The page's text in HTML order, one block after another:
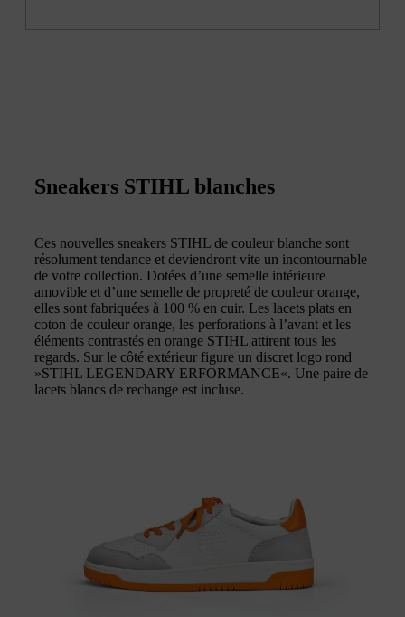
Sneakers STIHL blanches
Ces nouvelles sneakers STIHL de couleur blanche sont
résolument tendance et deviendront vite un incontournable
de votre collection. Dotées d’une semelle intérieure
amovible et d’une semelle de propreté de couleur orange,
elles sont fabriquées à 100 % en cuir. Les lacets plats en
coton de couleur orange, les perforations à l’avant et les
éléments contrastés en orange STIHL attirent tous les
regards. Sur le côté extérieur figure un discret logo rond
»STIHL LEGENDARY ERFORMANCE«. Une paire de
lacets blancs de rechange est incluse.